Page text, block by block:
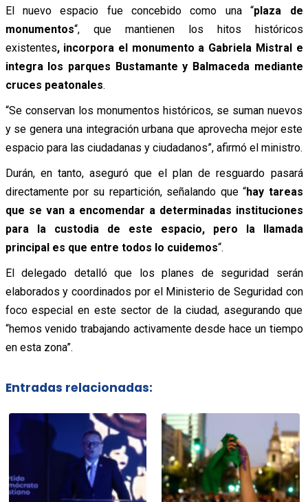
El nuevo espacio fue concebido como una “plaza de
monumentos“, que mantienen los hitos históricos
existentes, incorpora el monumento a Gabriela Mistral e
integra los parques Bustamante y Balmaceda mediante
cruces peatonales.
“Se conservan los monumentos históricos, se suman nuevos
y se genera una integración urbana que aprovecha mejor este
espacio para las ciudadanas y ciudadanos”, afirmó el ministro.
Durán, en tanto, aseguró que el plan de resguardo pasará
directamente por su repartición, señalando que “hay tareas
que se van a encomendar a determinadas instituciones
para la custodia de este espacio, pero la llamada
principal es que entre todos lo cuidemos“.
El delegado detalló que los planes de seguridad serán
elaborados y coordinados por el Ministerio de Seguridad con
foco especial en este sector de la ciudad, asegurando que
“hemos venido trabajando activamente desde hace un tiempo
en esta zona”.
Entradas relacionadas: